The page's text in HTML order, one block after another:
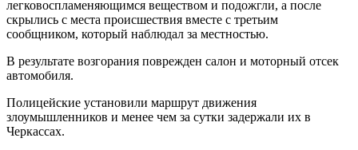
легковоспламеняющимся веществом и подожгли, а после
скрылись с места происшествия вместе с третьим
сообщником, который наблюдал за местностью.
В результате возгорания поврежден салон и моторный отсек
автомобиля.
Полицейские установили маршрут движения
злоумышленников и менее чем за сутки задержали их в
Черкассах.